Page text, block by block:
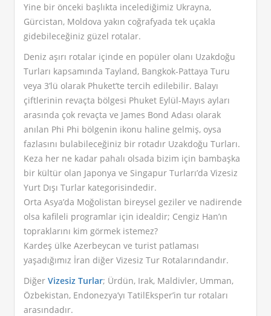
Yine bir önceki başlıkta incelediğimiz Ukrayna,
Gürcistan, Moldova yakın coğrafyada tek uçakla
gidebileceğiniz güzel rotalar.
Deniz aşırı rotalar içinde en popüler olanı Uzakdoğu
Turları kapsamında Tayland, Bangkok-Pattaya Turu
veya 3’lü olarak Phuket’te tercih edilebilir. Balayı
çiftlerinin revaçta bölgesi Phuket Eylül-Mayıs ayları
arasında çok revaçta ve James Bond Adası olarak
anılan Phi Phi bölgenin ikonu haline gelmiş, oysa
fazlasını bulabileceğiniz bir rotadır Uzakdoğu Turları.
Keza her ne kadar pahalı olsada bizim için bambaşka
bir kültür olan Japonya ve Singapur Turları’da Vizesiz
Yurt Dışı Turlar kategorisindedir.
Orta Asya’da Moğolistan bireysel geziler ve nadirende
olsa kafileli programlar için idealdir; Cengiz Han’ın
topraklarını kim görmek istemez?
Kardeş ülke Azerbeycan ve turist patlaması
yaşadığımız İran diğer Vizesiz Tur Rotalarındandır.
Diğer Vizesiz Turlar; Ürdün, Irak, Maldivler, Umman,
Özbekistan, Endonezya’yı TatilEksper’in tur rotaları
arasındadır.